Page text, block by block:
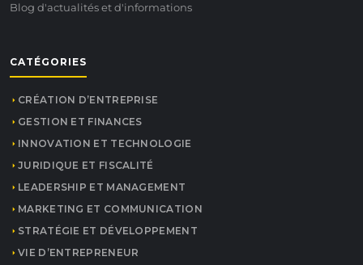
Blog d'actualités et d'informations
CATÉGORIES
CRÉATION D’ENTREPRISE
GESTION ET FINANCES
INNOVATION ET TECHNOLOGIE
JURIDIQUE ET FISCALITÉ
LEADERSHIP ET MANAGEMENT
MARKETING ET COMMUNICATION
STRATÉGIE ET DÉVELOPPEMENT
VIE D’ENTREPRENEUR